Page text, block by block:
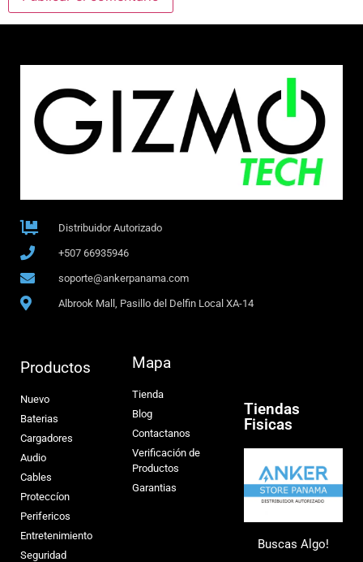
Distribuidor Autorizado
+507 66935946
soporte@ankerpanama.com
Albrook Mall, Pasillo del Delfin Local XA-14
Productos
Nuevo
Baterias
Cargadores
Audio
Cables
Proteccíon
Perifericos
Entretenimiento
Seguridad
Mapa
Tienda
Blog
Contactanos
Verificación de
Productos
Garantias
Tiendas
Fisicas
Buscas Algo!